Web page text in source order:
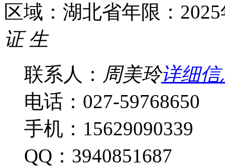
区域：湖北省年限：
证 生
联系人： 周美玲详细信
电话：027-59768650
手机：15629090339
QQ：3940851687